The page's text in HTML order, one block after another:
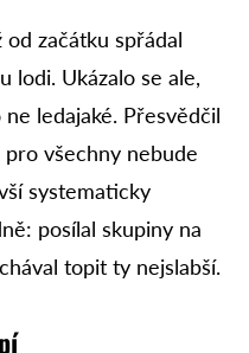
začátku spřádal
lodi. Ukázalo se ale,
ledajaké. Přesvědčil
všechny nebude
systematicky
posílal skupiny na
topit ty nejslabší.